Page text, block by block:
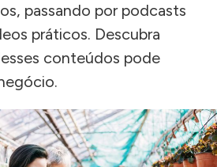
passando por podcasts
práticos. Descubra
conteúdos pode